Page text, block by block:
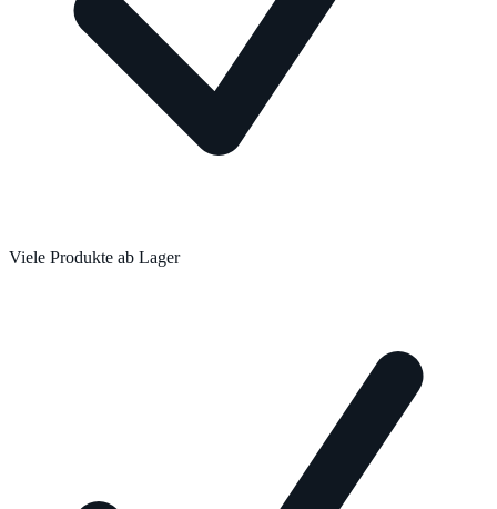
Viele Produkte ab Lager